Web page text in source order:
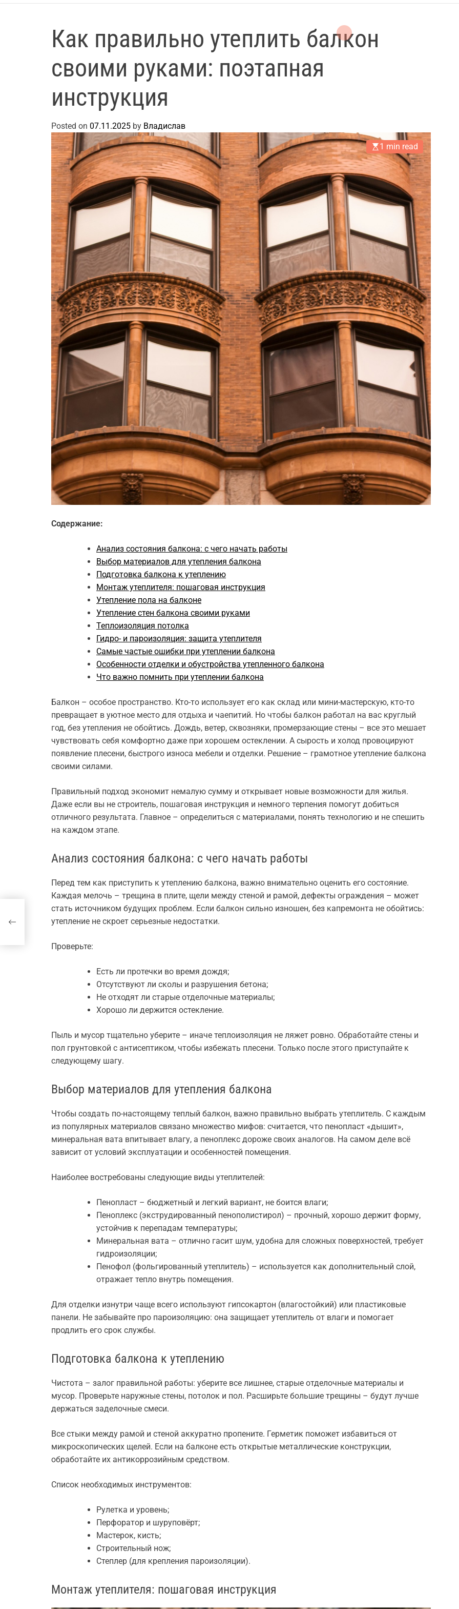
Как правильно утеплить балкон
своими руками: поэтапная
инструкция
Posted on 07.11.2025 by Владислав
1 min read
Содержание:
Анализ состояния балкона: с чего начать работы
Выбор материалов для утепления балкона
Подготовка балкона к утеплению
Монтаж утеплителя: пошаговая инструкция
Утепление пола на балконе
Утепление стен балкона своими руками
Теплоизоляция потолка
Гидро- и пароизоляция: защита утеплителя
Самые частые ошибки при утеплении балкона
Особенности отделки и обустройства утепленного балкона
Что важно помнить при утеплении балкона
Балкон – особое пространство. Кто-то использует его как склад или мини-мастерскую, кто-то
превращает в уютное место для отдыха и чаепитий. Но чтобы балкон работал на вас круглый
год, без утепления не обойтись. Дождь, ветер, сквозняки, промерзающие стены – все это мешает
чувствовать себя комфортно даже при хорошем остеклении. А сырость и холод провоцируют
появление плесени, быстрого износа мебели и отделки. Решение – грамотное утепление балкона
своими силами.
Правильный подход экономит немалую сумму и открывает новые возможности для жилья.
Даже если вы не строитель, пошаговая инструкция и немного терпения помогут добиться
отличного результата. Главное – определиться с материалами, понять технологию и не спешить
на каждом этапе.
Анализ состояния балкона: с чего начать работы
Перед тем как приступить к утеплению балкона, важно внимательно оценить его состояние.
Каждая мелочь – трещина в плите, щели между стеной и рамой, дефекты ограждения – может
стать источником будущих проблем. Если балкон сильно изношен, без капремонта не обойтись:
утепление не скроет серьезные недостатки.
Проверьте:
Есть ли протечки во время дождя;
Отсутствуют ли сколы и разрушения бетона;
Не отходят ли старые отделочные материалы;
Хорошо ли держится остекление.
Пыль и мусор тщательно уберите – иначе теплоизоляция не ляжет ровно. Обработайте стены и
пол грунтовкой с антисептиком, чтобы избежать плесени. Только после этого приступайте к
следующему шагу.
Выбор материалов для утепления балкона
Чтобы создать по-настоящему теплый балкон, важно правильно выбрать утеплитель. С каждым
из популярных материалов связано множество мифов: считается, что пенопласт «дышит»,
минеральная вата впитывает влагу, а пеноплекс дороже своих аналогов. На самом деле всё
зависит от условий эксплуатации и особенностей помещения.
Наиболее востребованы следующие виды утеплителей:
Пенопласт – бюджетный и легкий вариант, не боится влаги;
Пеноплекс (экструдированный пенополистирол) – прочный, хорошо держит форму,
устойчив к перепадам температуры;
Минеральная вата – отлично гасит шум, удобна для сложных поверхностей, требует
гидроизоляции;
Пенофол (фольгированный утеплитель) – используется как дополнительный слой,
отражает тепло внутрь помещения.
Для отделки изнутри чаще всего используют гипсокартон (влагостойкий) или пластиковые
панели. Не забывайте про пароизоляцию: она защищает утеплитель от влаги и помогает
продлить его срок службы.
Подготовка балкона к утеплению
Чистота – залог правильной работы: уберите все лишнее, старые отделочные материалы и
мусор. Проверьте наружные стены, потолок и пол. Расширьте большие трещины – будут лучше
держаться заделочные смеси.
Все стыки между рамой и стеной аккуратно пропените. Герметик поможет избавиться от
микроскопических щелей. Если на балконе есть открытые металлические конструкции,
обработайте их антикоррозийным средством.
Список необходимых инструментов:
Рулетка и уровень;
Перфоратор и шуруповёрт;
Мастерок, кисть;
Строительный нож;
Степлер (для крепления пароизоляции).
Монтаж утеплителя: пошаговая инструкция